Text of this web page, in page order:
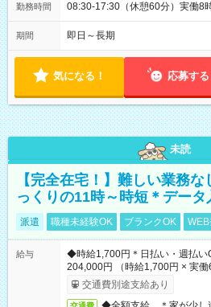
勤務時間 08:30-17:30（休憩60分）実働8
期間 即日～長期
気になる！ 応募する
未読
【完全在宅！】難しい業務
っくりの11時～時短＊データ
派遣 職種未経験OK ブランクOK
給与
◆時給1,700円＊日払い・週払い
204,000円 （時給1,700円 × 実働
交通費別途支給あり